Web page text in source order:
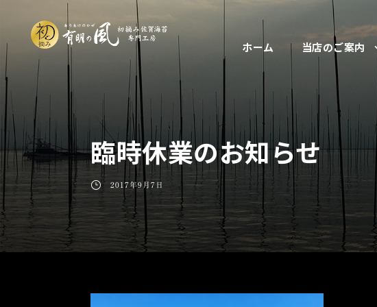
ホーム 当店のご案内
臨時休業のお知らせ
2017年9月7日